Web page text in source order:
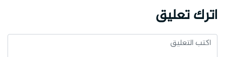
اترك تعليق